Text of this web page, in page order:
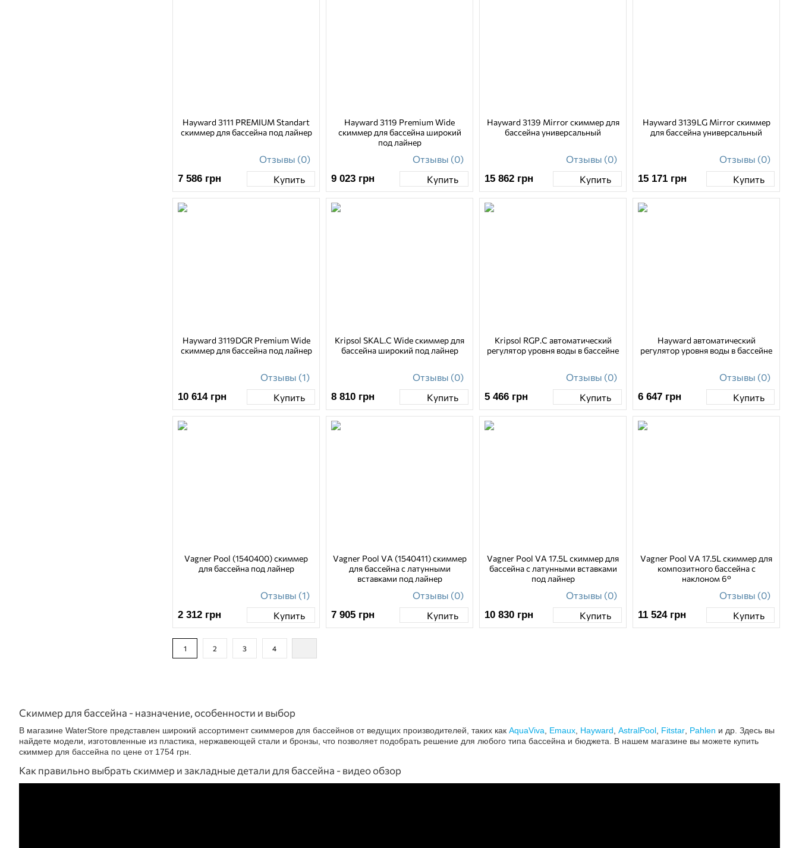
Hayward 3111 PREMIUM Standart
скиммер для бассейна под лайнер
Отзывы (0)
7 586 грн Купить
Hayward 3119 Premium Wide
скиммер для бассейна широкий
под лайнер
Отзывы (0)
9 023 грн Купить
Hayward 3139 Mirror скиммер для
бассейна универсальный
Отзывы (0)
15 862 грн Купить
Hayward 3139LG Mirror скиммер
для бассейна универсальный
Отзывы (0)
15 171 грн Купить
Hayward 3119DGR Premium Wide
скиммер для бассейна под лайнер
Отзывы (1)
10 614 грн Купить
Kripsol SKAL.C Wide скиммер для
бассейна широкий под лайнер
Отзывы (0)
8 810 грн Купить
Kripsol RGP.C автоматический
регулятор уровня воды в бассейне
Отзывы (0)
5 466 грн Купить
Hayward aвтоматический
регулятор уровня воды в бассейне
Отзывы (0)
6 647 грн Купить
Vagner Pool (1540400) скиммер
для бассейна под лайнер
Отзывы (1)
2 312 грн Купить
Vagner Pool VA (1540411) скиммер
для бассейна с латунными
вставками под лайнер
Отзывы (0)
7 905 грн Купить
Vagner Pool VA 17.5L скиммер для
бассейна с латунными вставками
под лайнер
Отзывы (0)
10 830 грн Купить
Vagner Pool VA 17.5L скиммер для
композитного бассейна с
наклоном 6°
Отзывы (0)
11 524 грн Купить
1 2 3 4
Скиммер для бассейна - назначение, особенности и выбор
В магазине WaterStore представлен широкий ассортимент скиммеров для бассейнов от ведущих производителей, таких как AquaViva Emaux Hayward AstralPool Fitstar Pahlen и др. Здесь вы
найдете модели, изготовленные из пластика, нержавеющей стали и бронзы, что позволяет подобрать решение для любого типа бассейна и бюджета. В нашем магазине вы можете купить
скиммер для бассейна по цене от 1754 грн.
Как правильно выбрать скиммер и закладные детали для бассейна - видео обзор